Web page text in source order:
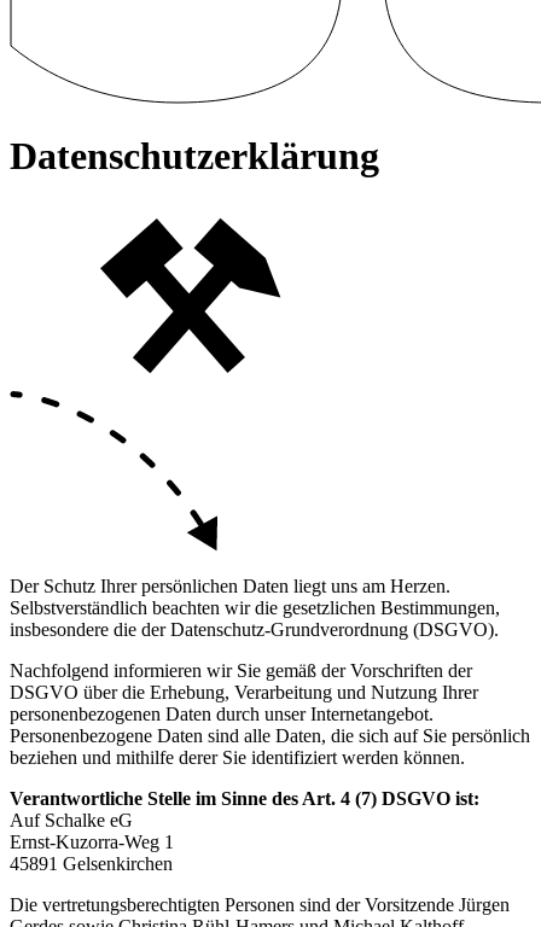
Datenschutzerklärung
Der Schutz Ihrer persönlichen Daten liegt uns am Herzen.
Selbstverständlich beachten wir die gesetzlichen Bestimmungen,
insbesondere die der Datenschutz-Grundverordnung (DSGVO).
Nachfolgend informieren wir Sie gemäß der Vorschriften der
DSGVO über die Erhebung, Verarbeitung und Nutzung Ihrer
personenbezogenen Daten durch unser Internetangebot.
Personenbezogene Daten sind alle Daten, die sich auf Sie persönlich
beziehen und mithilfe derer Sie identifiziert werden können.
Verantwortliche Stelle im Sinne des Art. 4 (7) DSGVO ist:
Auf Schalke eG
Ernst-Kuzorra-Weg 1
45891 Gelsenkirchen
Die vertretungsberechtigten Personen sind der Vorsitzende Jürgen